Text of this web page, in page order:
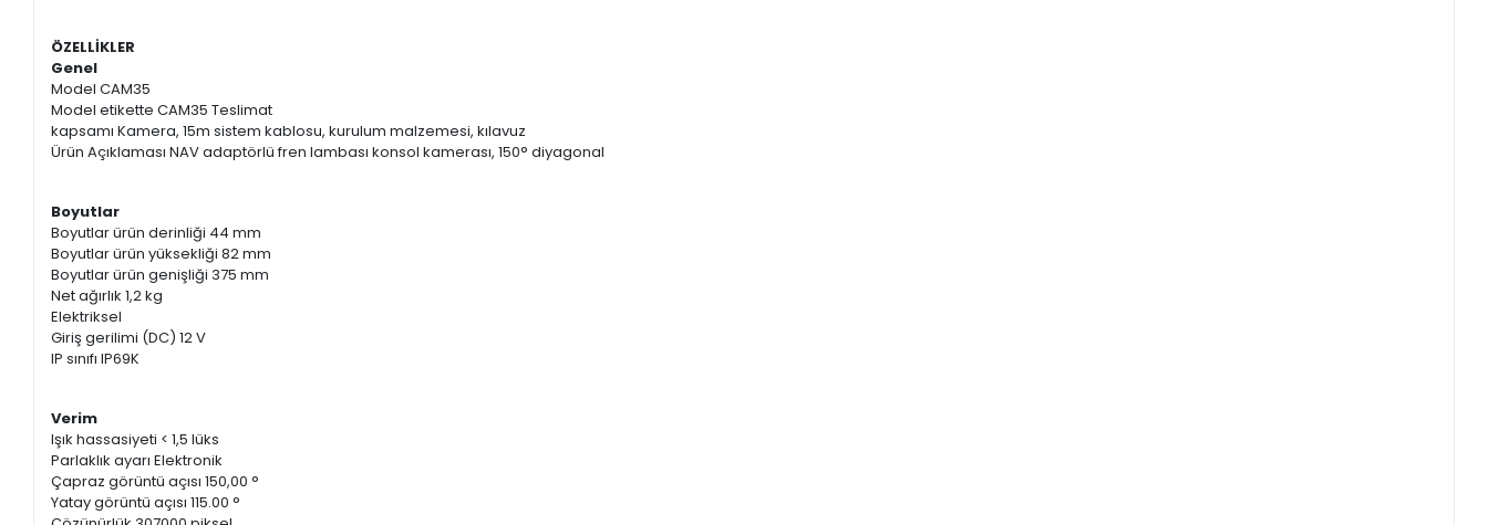
ÖZELLİKLER
Genel
Model CAM35
Model etikette CAM35 Teslimat
kapsamı Kamera, 15m sistem kablosu, kurulum malzemesi, kılavuz
Ürün Açıklaması NAV adaptörlü fren lambası konsol kamerası, 150° diyagonal
Boyutlar
Boyutlar ürün derinliği 44 mm
Boyutlar ürün yüksekliği 82 mm
Boyutlar ürün genişliği 375 mm
Net ağırlık 1,2 kg
Elektriksel
Giriş gerilimi (DC) 12 V
IP sınıfı IP69K
Verim
Işık hassasiyeti < 1,5 lüks
Parlaklık ayarı Elektronik
Çapraz görüntü açısı 150,00 °
Yatay görüntü açısı 115.00 °